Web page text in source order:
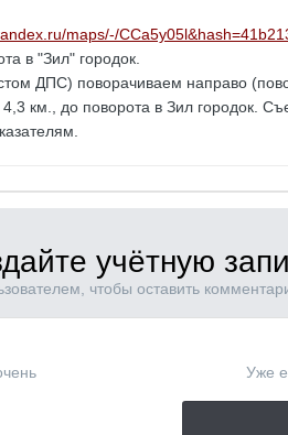
maps/-/
в "Зил" городок.
ДПС) поворачиваем направо
км., до поворота в Зил городок.
учётную
чтобы оставить
Уже